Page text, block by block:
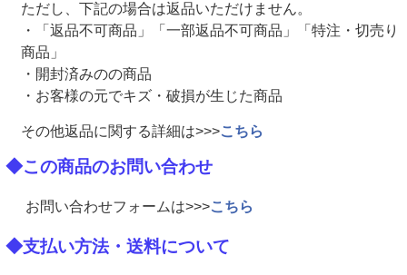
ただし、下記の場合は返品いただけません。
・「返品不可商品」「一部返品不可商品」「特注・切売り
商品」
・開封済みのの商品
・お客様の元でキズ・破損が生じた商品
その他返品に関する詳細は>>>こちら
◆この商品のお問い合わせ
お問い合わせフォームは>>>こちら
◆支払い方法・送料について